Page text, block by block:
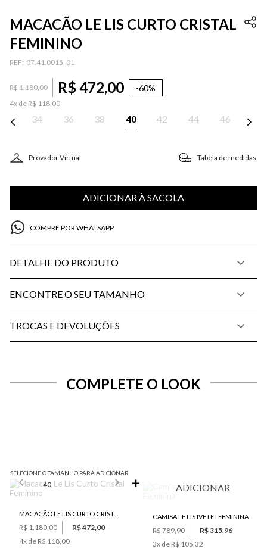
MACACÃO LE LIS CURTO CRISTAL
FEMININO
: 07.41.0015_01
R$1.180,00 R$ 472,00 -60%
4x de R$ 118,00
34 36 38 40 42 44 46
Provador Virtual Tabela de medidas
ADICIONAR À SACOLA
COMPRE POR WHATSAPP
DETALHE DO PRODUTO
ENCONTRE O SEU TAMANHO
TROCAS E DEVOLUÇÕES
COMPLETE O LOOK
SELECIONE O TAMANHO PARA ADICIONAR
40
MACACÃO LE LIS CURTO CRISTAL FEMININO
R$ 1.180,00
R$ 472,00
4x de R$ 118,00
ADICIONAR
CAMISA LE LIS IVETE I FEMININA
R$ 789,90
R$ 315,96
3x de R$ 105,32